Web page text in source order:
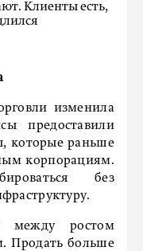
Клиенты есть,
изменила
предоставили
которые раньше
корпорациям.
без
между ростом
Продать больше